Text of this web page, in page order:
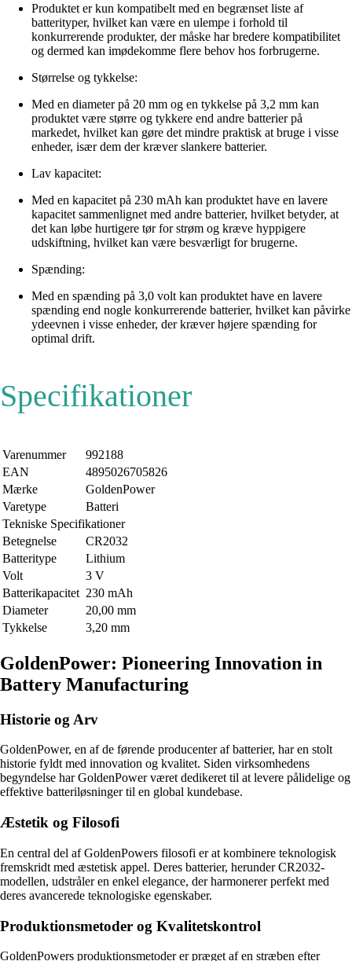
Produktet er kun kompatibelt med en begrænset liste af
batterityper, hvilket kan være en ulempe i forhold til
konkurrerende produkter, der måske har bredere kompatibilitet
og dermed kan imødekomme flere behov hos forbrugerne.
Størrelse og tykkelse:
Med en diameter på 20 mm og en tykkelse på 3,2 mm kan
produktet være større og tykkere end andre batterier på
markedet, hvilket kan gøre det mindre praktisk at bruge i visse
enheder, især dem der kræver slankere batterier.
Lav kapacitet:
Med en kapacitet på 230 mAh kan produktet have en lavere
kapacitet sammenlignet med andre batterier, hvilket betyder, at
det kan løbe hurtigere tør for strøm og kræve hyppigere
udskiftning, hvilket kan være besværligt for brugerne.
Spænding:
Med en spænding på 3,0 volt kan produktet have en lavere
spænding end nogle konkurrerende batterier, hvilket kan påvirke
ydeevnen i visse enheder, der kræver højere spænding for
optimal drift.
Specifikationer
Varenummer
992188
EAN
4895026705826
Mærke
GoldenPower
Varetype
Batteri
Tekniske Specifikationer
Betegnelse
CR2032
Batteritype
Lithium
Volt
3 V
Batterikapacitet 230 mAh
Diameter
20,00 mm
Tykkelse
3,20 mm
GoldenPower: Pioneering Innovation in
Battery Manufacturing
Historie og Arv
GoldenPower, en af de førende producenter af batterier, har en stolt
historie fyldt med innovation og kvalitet. Siden virksomhedens
begyndelse har GoldenPower været dedikeret til at levere pålidelige og
effektive batteriløsninger til en global kundebase.
Æstetik og Filosofi
En central del af GoldenPowers filosofi er at kombinere teknologisk
fremskridt med æstetisk appel. Deres batterier, herunder CR2032-
modellen, udstråler en enkel elegance, der harmonerer perfekt med
deres avancerede teknologiske egenskaber.
Produktionsmetoder og Kvalitetskontrol
GoldenPowers produktionsmetoder er præget af en stræben efter